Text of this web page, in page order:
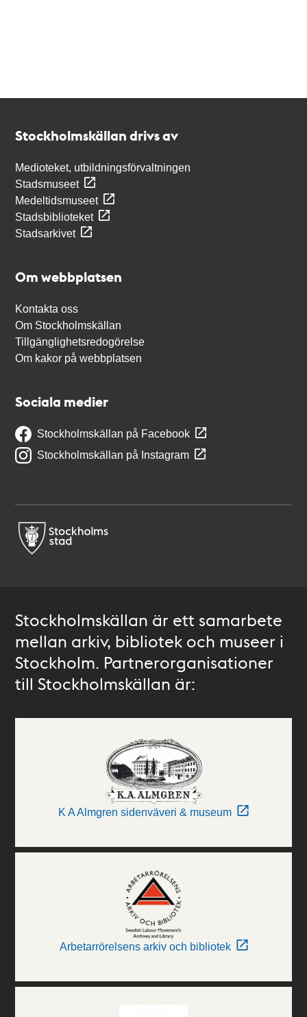
Stockholmskällan drivs av
Medioteket, utbildningsförvaltningen
Stadsmuseet
Medeltidsmuseet
Stadsbiblioteket
Stadsarkivet
Om webbplatsen
Kontakta oss
Om Stockholmskällan
Tillgänglighetsredogörelse
Om kakor på webbplatsen
Sociala medier
Stockholmskällan på Facebook
Stockholmskällan på Instagram
Stockholmskällan är ett samarbete
mellan arkiv, bibliotek och museer i
Stockholm. Partnerorganisationer
till Stockholmskällan är:
K A Almgren sidenväveri & museum
Arbetarrörelsens arkiv och bibliotek